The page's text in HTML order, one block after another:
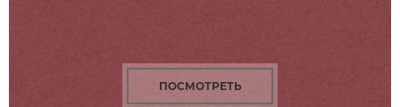
ПОСМОТРЕТЬ